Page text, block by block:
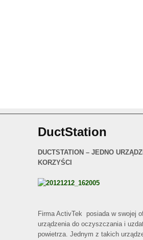
DuctStation
DUCTSTATION – JEDNO
KORZYŚCI
Firma ActivTek posiada w swojej
urządzenia do oczyszczania i
powietrza. Jednym z takich